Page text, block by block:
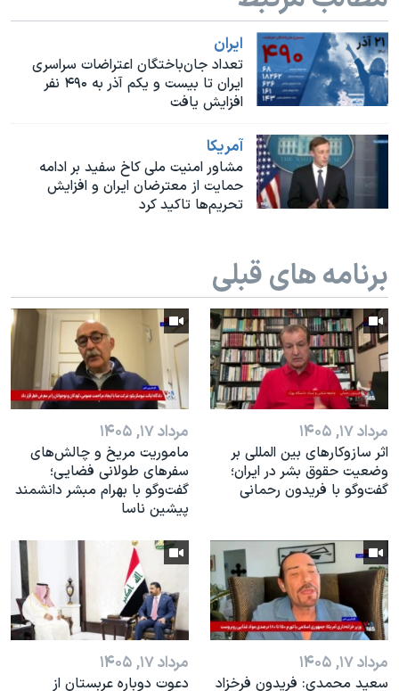
نرگس محمدی برنده جایزه نوبل صلح
همایش محافظه‌کاران آمریکا «سی‌پک»
صفحه‌های ویژه
ايران
تعداد جان‌باختگان اعتراضات سراسری
ایران تا بیست و یکم آذر به ۴۹۰ نفر
افزایش یافت
آمريکا
مشاور امنیت ملی کاخ سفید بر ادامه
حمایت از معترضان ایران و افزایش
تحریم‌ها تاکید کرد
برنامه های قبلی
مرداد ۱۷, ۱۴۰۵
اثر ساز‌و‌کارهای بین المللی بر
وضعیت حقوق بشر در ایران؛
گفت‌وگو با فریدون رحمانی
مرداد ۱۷, ۱۴۰۵
ماموریت مریخ و چالش‌های
سفرهای طولانی فضایی؛
گفت‌وگو با بهرام مبشر دانشمند
پیشین ناسا
مرداد ۱۷, ۱۴۰۵
سعید محمدی: فریدون فرخزاد
مرداد ۱۷, ۱۴۰۵
دعوت دوباره عربستان از